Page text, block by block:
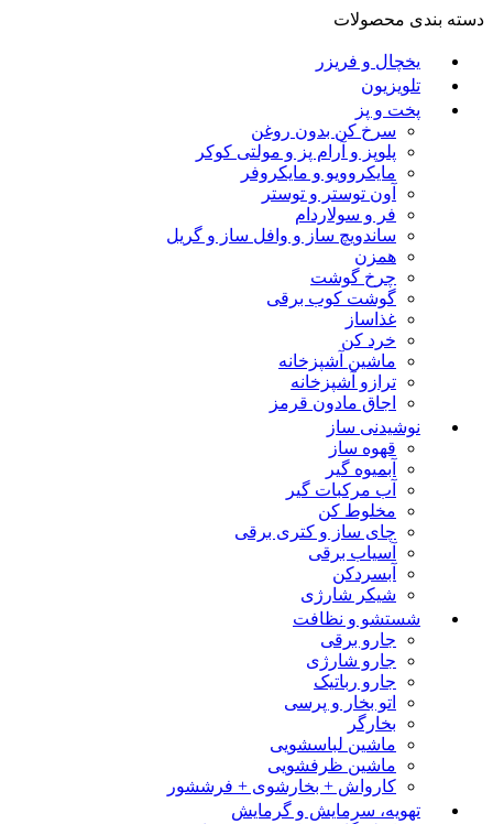
دسته بندی محصولات
یخچال و فریزر
تلویزیون
پخت و پز
سرخ کن بدون روغن
پلوپز و آرام پز و مولتی کوکر
مایکروویو و مایکروفر
آون توستر و توستر
فر و سولاردام
ساندویچ ساز و وافل ساز و گریل
همزن
چرخ گوشت
گوشت کوب برقی
غذاساز
خرد کن
ماشین آشپزخانه
ترازو آشپزخانه
اجاق مادون قرمز
نوشیدنی ساز
قهوه ساز
آبمیوه گیر
آب مرکبات گیر
مخلوط کن
چای ساز و کتری برقی
آسیاب برقی
آبسردکن
شیکر شارژی
شستشو و نظافت
جارو برقی
جارو شارژی
جارو رباتیک
اتو بخار و پرسی
بخارگر
ماشین لباسشویی
ماشین ظرفشویی
کارواش + بخارشوی + فرششور
تهویه، سرمایش و گرمایش